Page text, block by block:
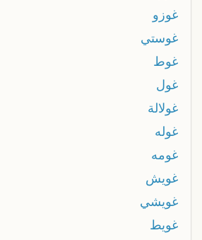
غوزو
غوستي
غوط
غول
غولالة
غوله
غومه
غويش
غويشي
غويط